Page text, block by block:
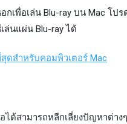
เพื่อเล่น Blu-ray บน Mac โปร
นแผ่น Blu-ray ได้
ดสำหรับคอมพิวเตอร์ Mac
อได้สามารถหลีกเลี่ยงปัญหาต่าง